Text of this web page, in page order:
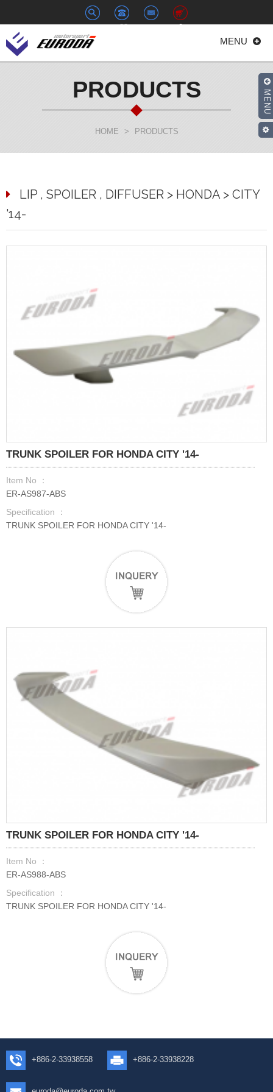
+886-
euroda@euroda.com.tw
0
MENU
PRODUCTS
HOME > PRODUCTS
MENU
LIP , SPOILER , DIFFUSER > HONDA > CITY
'14-
TRUNK SPOILER FOR HONDA CITY '14-
Item No ：
ER-AS987-ABS
Specification ：
TRUNK SPOILER FOR HONDA CITY '14-
TRUNK SPOILER FOR HONDA CITY '14-
Item No ：
ER-AS988-ABS
Specification ：
TRUNK SPOILER FOR HONDA CITY '14-
+886-2-33938558 +886-2-33938228